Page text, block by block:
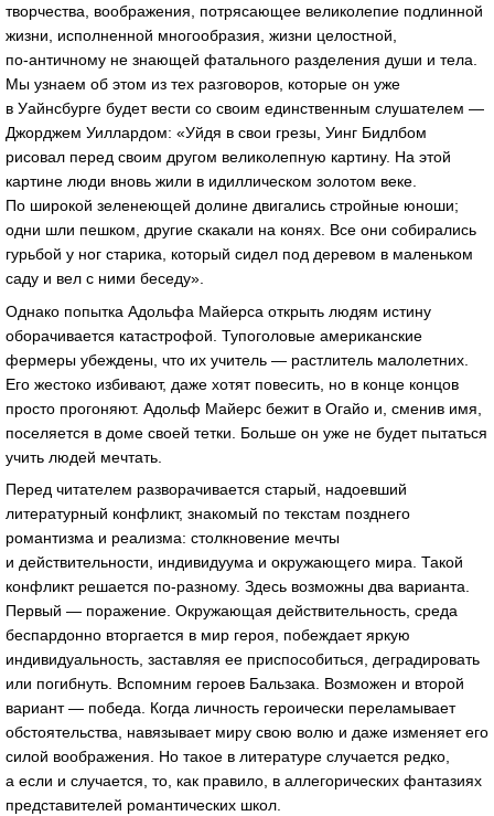
творчества, воображения, потрясающее великолепие подлинной
жизни, исполненной многообразия, жизни целостной,
по-античному не знающей фатального разделения души и тела.
Мы узнаем об этом из тех разговоров, которые он уже
в Уайнсбурге будет вести со своим единственным слушателем —
Джорджем Уиллардом: «Уйдя в свои грезы, Уинг Бидлбом
рисовал перед своим другом великолепную картину. На этой
картине люди вновь жили в идиллическом золотом веке.
По широкой зеленеющей долине двигались стройные юноши;
одни шли пешком, другие скакали на конях. Все они собирались
гурьбой у ног старика, который сидел под деревом в маленьком
саду и вел с ними беседу».
Однако попытка Адольфа Майерса открыть людям истину
оборачивается катастрофой. Тупоголовые американские
фермеры убеждены, что их учитель — растлитель малолетних.
Его жестоко избивают, даже хотят повесить, но в конце концов
просто прогоняют. Адольф Майерс бежит в Огайо и, сменив имя,
поселяется в доме своей тетки. Больше он уже не будет пытаться
учить людей мечтать.
Перед читателем разворачивается старый, надоевший
литературный конфликт, знакомый по текстам позднего
романтизма и реализма: столкновение мечты
и действительности, индивидуума и окружающего мира. Такой
конфликт решается по-разному. Здесь возможны два варианта.
Первый — поражение. Окружающая действительность, среда
беспардонно вторгается в мир героя, побеждает яркую
индивидуальность, заставляя ее приспособиться, деградировать
или погибнуть. Вспомним героев Бальзака. Возможен и второй
вариант — победа. Когда личность героически переламывает
обстоятельства, навязывает миру свою волю и даже изменяет его
силой воображения. Но такое в литературе случается редко,
а если и случается, то, как правило, в аллегорических фантазиях
представителей романтических школ.